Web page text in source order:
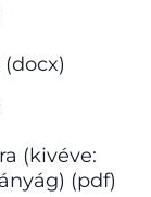
(kivéve:
(pdf)